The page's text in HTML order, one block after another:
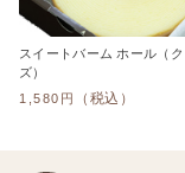
スイートバーム ホール（
ズ）
1,580円
（税込）